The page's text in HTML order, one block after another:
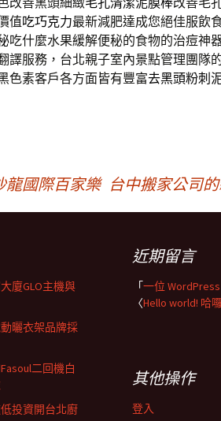
值吃巧克力最新減肥達成您絕佳服飲
吃什麼水果緩解便秘的食物的治痘神
譯服務，台北親子室內景點管理團隊
色素客戶各方面皆有豐富去黑頭粉刺
龍國際百家樂 台中搬家公司
廈GLO主機與
曬衣架品牌採
二回機白
投資開台北廚
近期留言
「一位
〈Hello world! 哈
其他操作
登入